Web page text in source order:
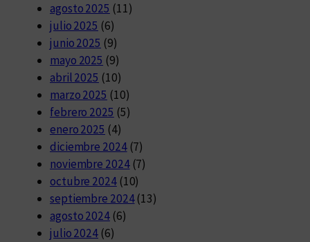
agosto 2025 (11)
julio 2025 (6)
junio 2025 (9)
mayo 2025 (9)
abril 2025 (10)
marzo 2025 (10)
febrero 2025 (5)
enero 2025 (4)
diciembre 2024(7)
noviembre 2024(7)
octubre 2024(10)
septiembre 2024(13)
agosto 2024(6)
julio 2024 (6)